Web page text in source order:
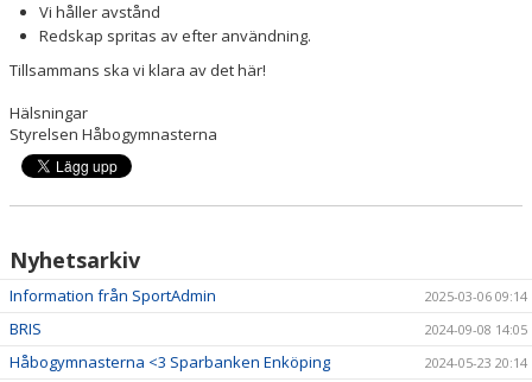
Vi håller avstånd
Redskap spritas av efter användning.
Tillsammans ska vi klara av det här!
Hälsningar
Styrelsen Håbogymnasterna
Nyhetsarkiv
Information från SportAdmin 2025-03-06 09:14
BRIS 2024-09-08 14:05
Håbogymnasterna <3 Sparbanken Enköping 2024-05-23 20:14